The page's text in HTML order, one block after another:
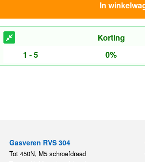
0%
Gasveren RVS 316